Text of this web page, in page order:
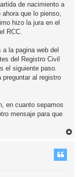
de nacimiento a
que lo pienso,
hizo la jura en el
RCC.
la pagina web del
del Registro Civil
el siguiente paso.
preguntar al registro
en cuanto sepamos
mensaje para que